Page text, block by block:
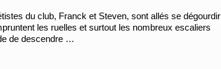
du club, Franck et Steven, sont allés se dégourdir
les ruelles et surtout les nombreux escaliers
de descendre …